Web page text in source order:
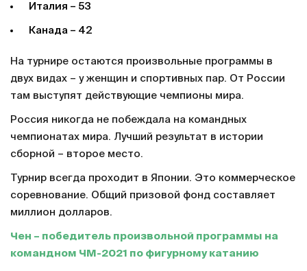
Италия – 53
Канада – 42
На турнире остаются произвольные программы в
двух видах – у женщин и спортивных пар. От России
там выступят действующие чемпионы мира.
Россия никогда не побеждала на командных
чемпионатах мира. Лучший результат в истории
сборной – второе место.
Турнир всегда проходит в Японии. Это коммерческое
соревнование. Общий призовой фонд составляет
миллион долларов.
Чен – победитель произвольной программы на
командном ЧМ-2021 по фигурному катанию